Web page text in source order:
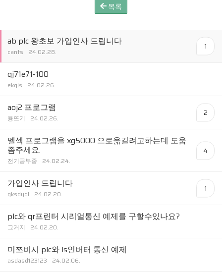
목록
ab plc 왕초보 가입인사 드립니다
cants 24.02.28.
1
qj71e71-100
ekqls 24.02.26.
aoj2 프로그램
용뜨기 24.02.26.
2
멜섹 프로그램을 xg5000 으로옮길려고하는데 도움
좀주세요.
전기공부중 24.02.24.
4
가입인사 드립니다
gksdydl 24.02.20.
1
plc와 qr프린터 시리얼통신 예제를 구할수있나요?
그거지 24.02.20.
미쯔비시 plc와 ls인버터 통신 예제
asdasd123123 24.02.06.